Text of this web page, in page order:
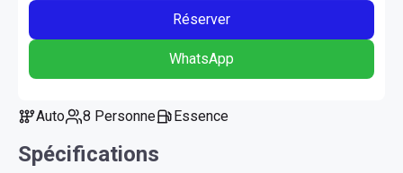
Réserver
WhatsApp
Auto 8 Personne Essence
Spécifications